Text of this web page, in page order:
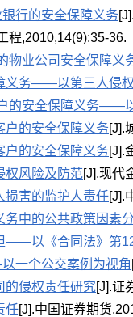
行的安全保障义务
程,2010,14(9):35-36.
物业公司安全保障义
义务——以第三人侵
的安全保障义务——
户的安全保障义务[J].
户的安全保障义务[J].
权风险及防范[J].现代
损害的监护人责任[J].
务中的公共政策因素
——以《合同法》第
一个公交案例为视角
的侵权责任研究[J].证
任[J].中国证券期货